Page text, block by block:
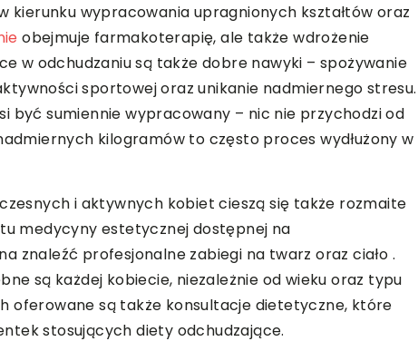
kierunku wypracowania upragnionych kształtów oraz
obejmuje farmakoterapię, ale także wdrożenie
w odchudzaniu są także dobre nawyki – spożywanie
sportowej oraz unikanie nadmiernego stresu.
być sumiennie wypracowany – nic nie przychodzi od
kilogramów to często proces wydłużony w
i aktywnych kobiet cieszą się także rozmaite
medycyny estetycznej dostępnej na
znaleźć profesjonalne zabiegi na twarz oraz ciało .
są każdej kobiecie, niezależnie od wieku oraz typu
oferowane są także konsultacje dietetyczne, które
stosujących diety odchudzające.